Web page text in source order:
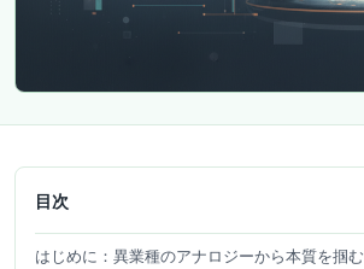
目次
はじめに：異業種のアナロジーから本質を掴む